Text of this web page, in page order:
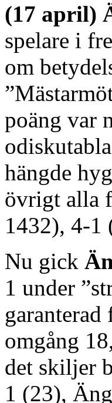
(17 april)
spelare i
om
poäng var
odiskutabla
hängde
övrigt alla
1432), 4-1
Nu gick
1 under
garanterad
omgång
det skiljer
1 (23),